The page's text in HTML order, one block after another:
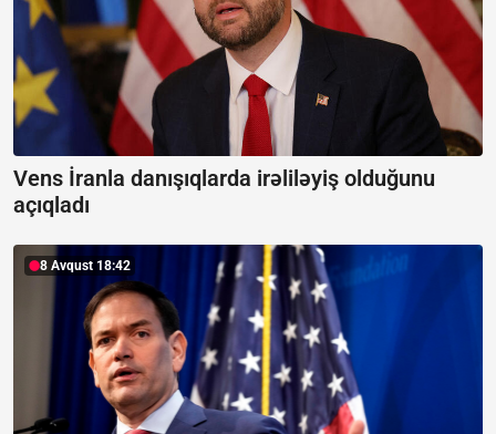
Vens İranla danışıqlarda irəliləyiş olduğunu
açıqladı
8 Avqust 18:42